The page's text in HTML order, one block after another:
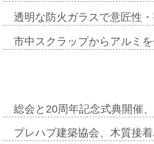
透明な防火ガラスで意匠性
市中スクラップからアルミ
総会と20周年記念式典開催
プレハブ建築協会、木質接